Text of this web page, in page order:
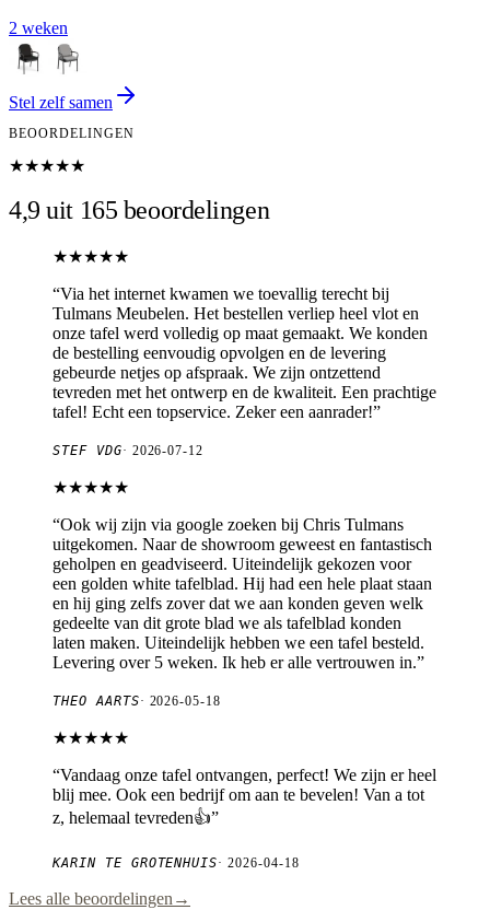
2 weken
Stel zelf samen
BEOORDELINGEN
★★★★★
4,9 uit 165 beoordelingen
★★★★★
“Via het internet kwamen we toevallig terecht bij
Tulmans Meubelen. Het bestellen verliep heel vlot en
onze tafel werd volledig op maat gemaakt. We konden
de bestelling eenvoudig opvolgen en de levering
gebeurde netjes op afspraak. We zijn ontzettend
tevreden met het ontwerp en de kwaliteit. Een prachtige
tafel! Echt een topservice. Zeker een aanrader!”
STEF VDG· 2026-07-12
★★★★★
“Ook wij zijn via google zoeken bij Chris Tulmans
uitgekomen. Naar de showroom geweest en fantastisch
geholpen en geadviseerd. Uiteindelijk gekozen voor
een golden white tafelblad. Hij had een hele plaat staan
en hij ging zelfs zover dat we aan konden geven welk
gedeelte van dit grote blad we als tafelblad konden
laten maken. Uiteindelijk hebben we een tafel besteld.
Levering over 5 weken. Ik heb er alle vertrouwen in.”
THEO AARTS· 2026-05-18
★★★★★
“Vandaag onze tafel ontvangen, perfect! We zijn er heel
blij mee. Ook een bedrijf om aan te bevelen! Van a tot
z, helemaal tevreden👍”
KARIN TE GROTENHUIS·2026-04-18
Lees alle beoordelingen →